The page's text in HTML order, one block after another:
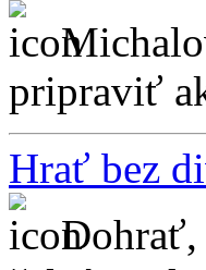
pripraviť
Hrať bez
Dohrať,